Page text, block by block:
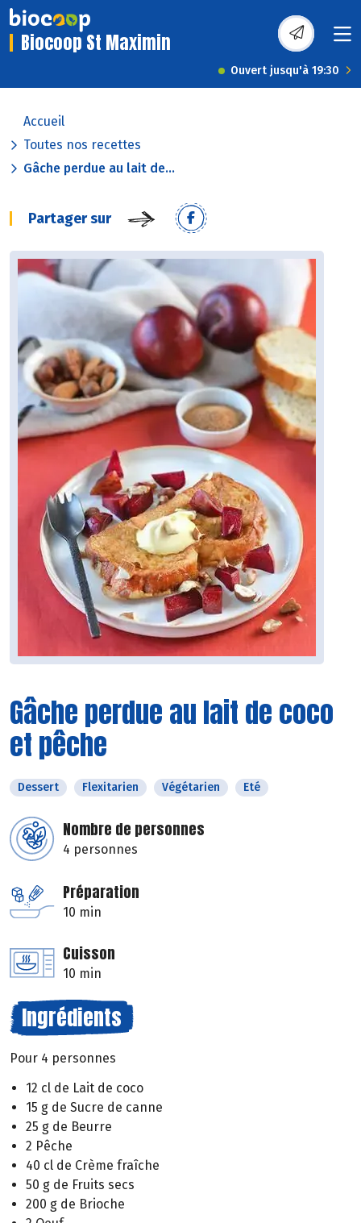
Biocoop St Maximin
Ouvert jusqu'à 19:30
Accueil
Toutes nos recettes
Gâche perdue au lait de...
Partager sur
Gâche perdue au lait de coco
et pêche
Dessert Flexitarien Végétarien Eté
Nombre de personnes
4 personnes
Préparation
10 min
Cuisson
10 min
Ingrédients
Pour 4 personnes
12 cl de Lait de coco
15 g de Sucre de canne
25 g de Beurre
2 Pêche
40 cl de Crème fraîche
50 g de Fruits secs
200 g de Brioche